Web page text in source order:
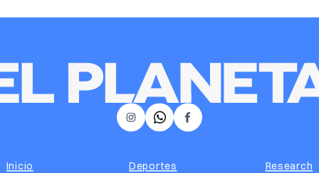
𝕏 Facebook
Instagram
Inicio Deportes Research